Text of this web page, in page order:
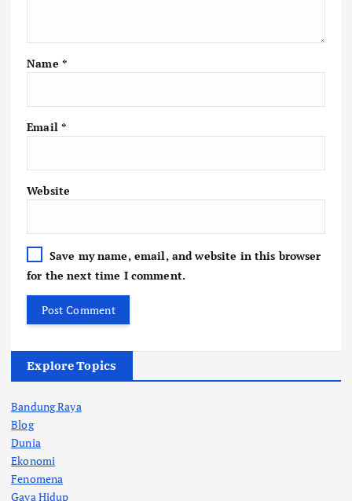
Name *
Email *
Website
Save my name, email, and website in this browser
for the next time I comment.
Explore Topics
Bandung Raya
Blog
Dunia
Ekonomi
Fenomena
Gaya Hidup